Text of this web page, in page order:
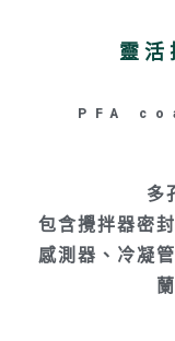
靈活
PFA
多
包含攪拌器密
感測器、冷凝